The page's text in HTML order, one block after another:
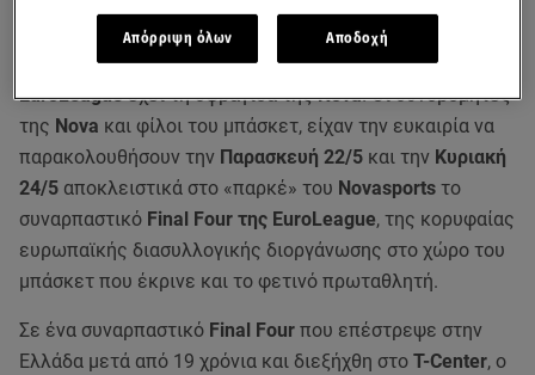
Η τηλεοπτική και δημοσιογραφική κορυφή της
EuroLeagueέχει τη σφραγίδα τηςNova! Οι συνδρομητές
της Nova και φίλοι του μπάσκετ, είχαν την ευκαιρία να
παρακολουθήσουν την Παρασκευή 22/5 και την Κυριακή
24/5 αποκλειστικά στο «παρκέ» του Novasports το
συναρπαστικό Final Four της EuroLeague, της κορυφαίας
ευρωπαϊκής διασυλλογικής διοργάνωσης στο χώρο του
μπάσκετ που έκρινε και το φετινό πρωταθλητή.
Σε ένα συναρπαστικό Final Four που επέστρεψε στην
Ελλάδα μετά από 19 χρόνια και διεξήχθη στο T-Center, ο
Απόρριψη όλων Αποδοχή